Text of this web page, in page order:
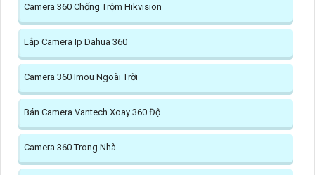
Camera 360 Chống Trộm Hikvision
Lắp Camera Ip Dahua 360
Camera 360 Imou Ngoài Trời
Bán Camera Vantech Xoay 360 Độ
Camera 360 Trong Nhà